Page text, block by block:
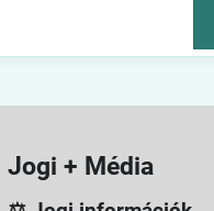
Jogi + Média